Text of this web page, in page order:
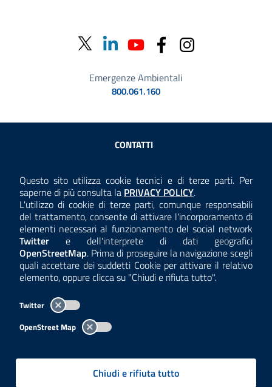
Questo sito utilizza cookie tecnici e di terze parti. Per
saperne di più consulta la Consulta la
PRIVACY POLICY.
L'utilizzo di cookie di terze parti, comunque responsabili
del trattamento, consente di attivare l'incorporamento di
elementi necessari al funzionamento del social network
Twitter e dell'interprete di dati geografici
OpenStreetMap. Prima di proseguire la navigazione scegli
quali accettare dei suddetti Cookie per attivare il relativo
elemento, oppure clicca su "Chiudi e rifiuta tutto".
Twitter
OpenStreet Map
Chiudi e rifiuta tutto
Emergenze Ambientali
800.061.160
Sezione Link Utili
CONTATTI
ANTICORRUZIONE
ACCESSIBILITÀ
COOKIE E PRIVACY
TEMI A-Z
Per l'utilizzo del logo e dei dati fare riferimento al regolamento
consultabile aquesta pagina